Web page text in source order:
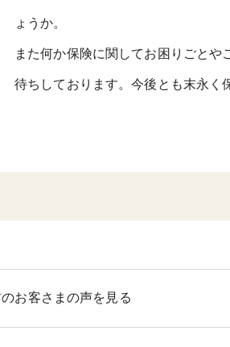
ょうか。
また何か保険に関してお困りごと
待ちしております。今後とも末永く
お客さまの声を見る